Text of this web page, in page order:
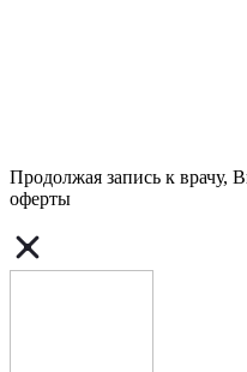
Продолжая запись к врачу,
оферты